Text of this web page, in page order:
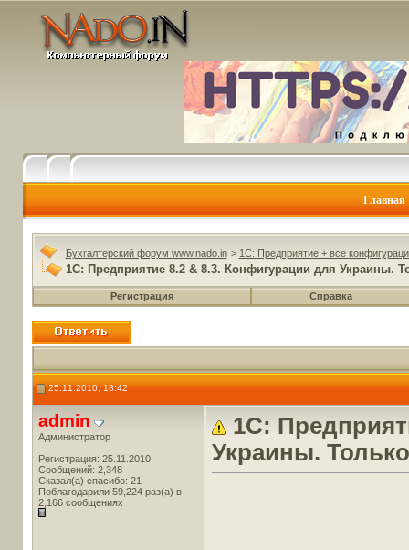
Главная
Бухгалтерский форум www.nado.in > 1C: Предприятие + все
1С: Предприятие 8.2 & 8.3. Конфигурации для Украины.
Регистрация Справка
25.11.2010, 18:42
admin
Администратор
Регистрация: 25.11.2010
Сообщений: 2,348
Сказал(а) спасибо: 21
Поблагодарили 59,224 раз(а) в
2,166 сообщениях
1С:
Украины.